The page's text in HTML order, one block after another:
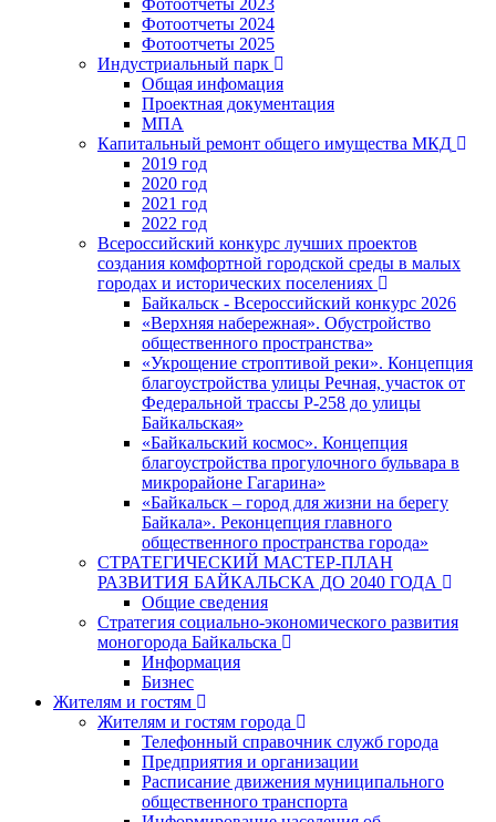
Фотоотчеты 2024
Фотоотчеты 2025
Индустриальный парк
Общая инфомация
Проектная документация
МПА
Капитальный ремонт общего имущества МКД
2019 год
2020 год
2021 год
2022 год
Всероссийский конкурс лучших проектов
создания комфортной городской среды в малых
городах и исторических поселениях
Байкальск - Всероссийский конкурс 2026
«Верхняя набережная». Обустройство
общественного пространства»
«Укрощение строптивой реки». Концепция
благоустройства улицы Речная, участок от
Федеральной трассы Р-258 до улицы
Байкальская»
«Байкальский космос». Концепция
благоустройства прогулочного бульвара в
микрорайоне Гагарина»
«Байкальск – город для жизни на берегу
Байкала». Реконцепция главного
общественного пространства города»
СТРАТЕГИЧЕСКИЙ МАСТЕР-ПЛАН
РАЗВИТИЯ БАЙКАЛЬСКА ДО 2040 ГОДА
Общие сведения
Стратегия социально-экономического развития
моногорода Байкальска
Информация
Бизнес
Жителям и гостям
Жителям и гостям города
Телефонный справочник служб города
Предприятия и организации
Расписание движения муниципального
общественного транспорта